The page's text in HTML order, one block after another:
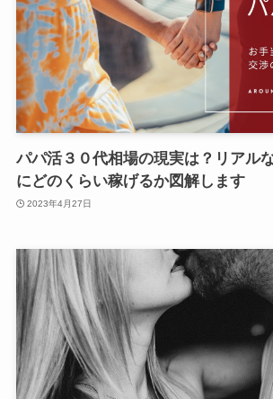
パパ活３０代相場の現実は？リアル
にどのくらい稼げるか図解します
2023年4月27日